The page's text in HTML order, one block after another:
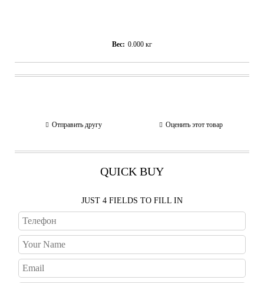
Вес: 0.000 кг
Отправить другу Оценить этот товар
QUICK BUY
JUST 4 FIELDS TO FILL IN